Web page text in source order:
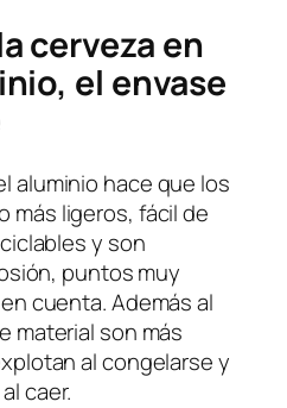
cerveza en
el envase
aluminio hace que los
más ligeros, fácil de
y son
puntos muy
cuenta. Además al
material son más
al congelarse y
caer.